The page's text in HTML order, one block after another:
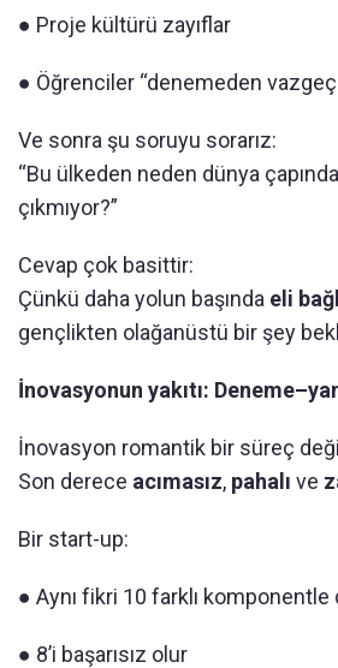
● Proje kültürü zayıflar
● Öğrenciler “denemeden
Ve sonra şu soruyu sorarız:
“Bu ülkeden neden dünya
çıkmıyor?”
Cevap çok basittir:
Çünkü daha yolun başında eli
gençlikten olağanüstü bir şey
İnovasyonun yakıtı:
İnovasyon romantik bir süreç
Son derece acımasız, pahalı ve
Bir start-up:
● Aynı fikri 10 farklı komponentle
● 8’i başarısız olur